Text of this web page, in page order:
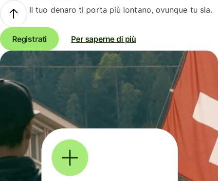
Il tuo denaro ti porta più lontano, ovunque tu sia.
Registrati Per saperne di più